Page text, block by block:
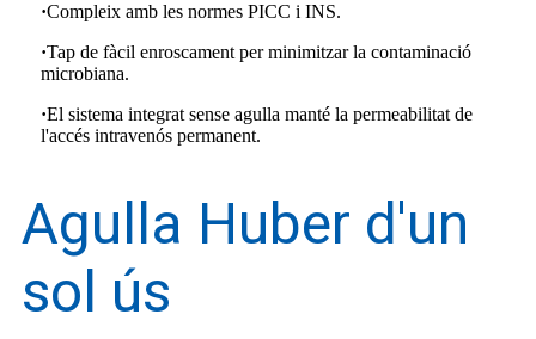
·Compleix amb les normes PICC i INS.
·Tap de fàcil enroscament per minimitzar la contaminació
microbiana.
·El sistema integrat sense agulla manté la permeabilitat de
l'accés intravenós permanent.
Agulla Huber d'un
sol ús